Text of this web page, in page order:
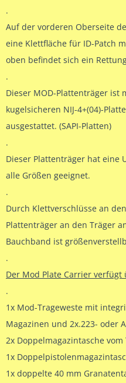
.
Auf der vorderen Oberseite
eine Klettfläche für ID-Patch
oben befindet sich ein
.
Dieser MOD-Plattenträger ist
kugelsicheren NIJ-4+(04)-
ausgestattet. (SAPI-Platten)
.
Dieser Plattenträger hat eine
alle Größen geeignet.
.
Durch Klettverschlüsse an
Plattenträger an den Träger
Bauchband ist
.
Der Mod Plate Carrier verfügt
.
1x Mod-Trageweste mit
Magazinen und 2x.223- oder
2x Doppelmagazintasche vom
1x
1x doppelte 40 mm